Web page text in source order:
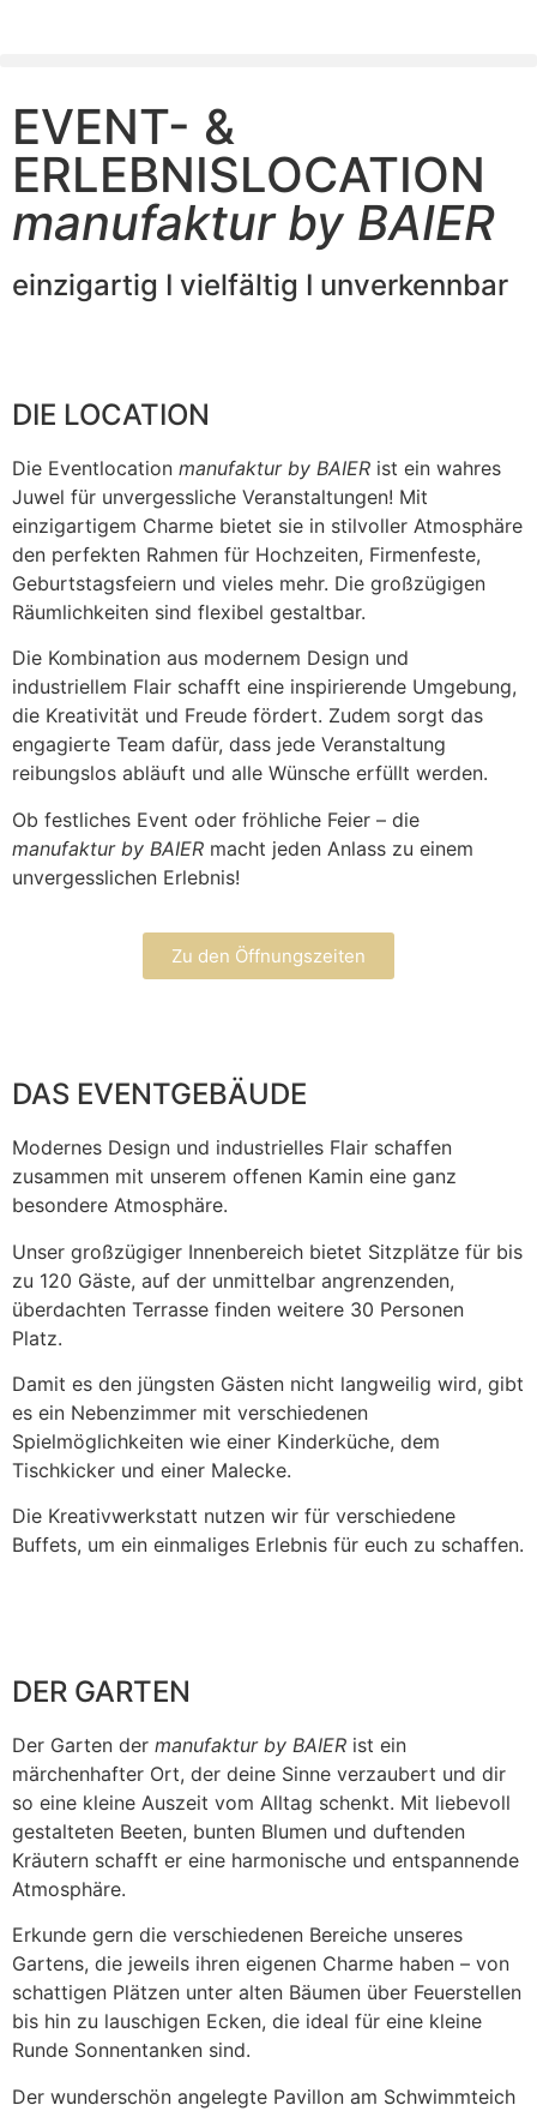
EVENT- &
ERLEBNISLOCATION
manufaktur by BAIER
einzigartig I vielfältig I unverkennbar
DIE LOCATION
Die Eventlocation manufaktur by BAIER ist ein wahres
Juwel für unvergessliche Veranstaltungen! Mit
einzigartigem Charme bietet sie in stilvoller Atmosphäre
den perfekten Rahmen für Hochzeiten, Firmenfeste,
Geburtstagsfeiern und vieles mehr. Die großzügigen
Räumlichkeiten sind flexibel gestaltbar.
Die Kombination aus modernem Design und
industriellem Flair schafft eine inspirierende Umgebung,
die Kreativität und Freude fördert. Zudem sorgt das
engagierte Team dafür, dass jede Veranstaltung
reibungslos abläuft und alle Wünsche erfüllt werden.
Ob festliches Event oder fröhliche Feier – die
manufaktur by BAIER macht jeden Anlass zu einem
unvergesslichen Erlebnis!
Zu den Öffnungszeiten
DAS EVENTGEBÄUDE
Modernes Design und industrielles Flair schaffen
zusammen mit unserem offenen Kamin eine ganz
besondere Atmosphäre.
Unser großzügiger Innenbereich bietet Sitzplätze für bis
zu 120 Gäste, auf der unmittelbar angrenzenden,
überdachten Terrasse finden weitere 30 Personen
Platz.
Damit es den jüngsten Gästen nicht langweilig wird, gibt
es ein Nebenzimmer mit verschiedenen
Spielmöglichkeiten wie einer Kinderküche, dem
Tischkicker und einer Malecke.
Die Kreativwerkstatt nutzen wir für verschiedene
Buffets, um ein einmaliges Erlebnis für euch zu schaffen.
DER GARTEN
Der Garten der manufaktur by BAIER ist ein
märchenhafter Ort, der deine Sinne verzaubert und dir
so eine kleine Auszeit vom Alltag schenkt. Mit liebevoll
gestalteten Beeten, bunten Blumen und duftenden
Kräutern schafft er eine harmonische und entspannende
Atmosphäre.
Erkunde gern die verschiedenen Bereiche unseres
Gartens, die jeweils ihren eigenen Charme haben – von
schattigen Plätzen unter alten Bäumen über Feuerstellen
bis hin zu lauschigen Ecken, die ideal für eine kleine
Runde Sonnentanken sind.
Der wunderschön angelegte Pavillon am Schwimmteich